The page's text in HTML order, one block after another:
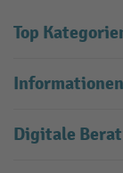
Top
Informationen
Digitale